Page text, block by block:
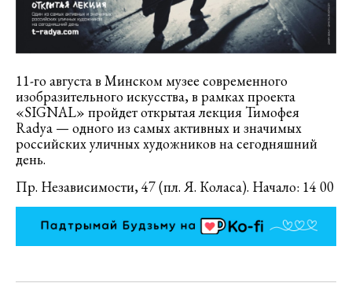
11-го августа в Минском музее современного
изобразительного искусства, в рамках проекта
«SIGNAL» пройдет открытая лекция Тимофея
Radya — одного из самых активных и значимых
российских уличных художников на сегодняшний
день.
Пр. Независимости, 47 (пл. Я. Коласа). Начало: 14 00